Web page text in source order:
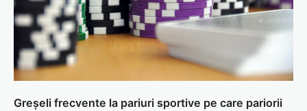
Greșeli frecvente la pariuri sportive pe care pariorii